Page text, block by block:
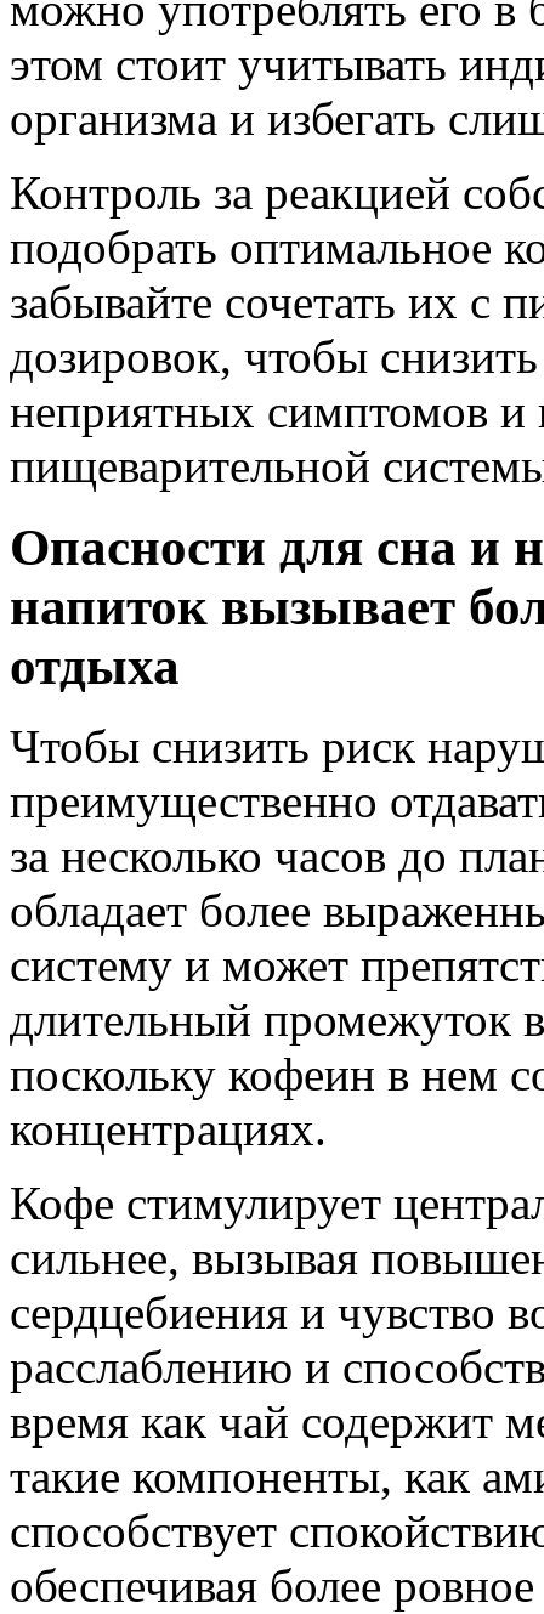
этом стоит учитывать
организма и избегать
Контроль за реакцией
подобрать оптимальное
забывайте сочетать их с
дозировок, чтобы
неприятных симптомов и
пищеварительной
Опасности для сна и
напиток вызывает
отдыха
Чтобы снизить риск
преимущественно
за несколько часов до
обладает более
систему и может
длительный промежуток
поскольку кофеин в нем
концентрациях.
Кофе стимулирует
сильнее, вызывая
сердцебиения и чувство
расслаблению и
время как чай содержит
такие компоненты, как
способствует
обеспечивая более